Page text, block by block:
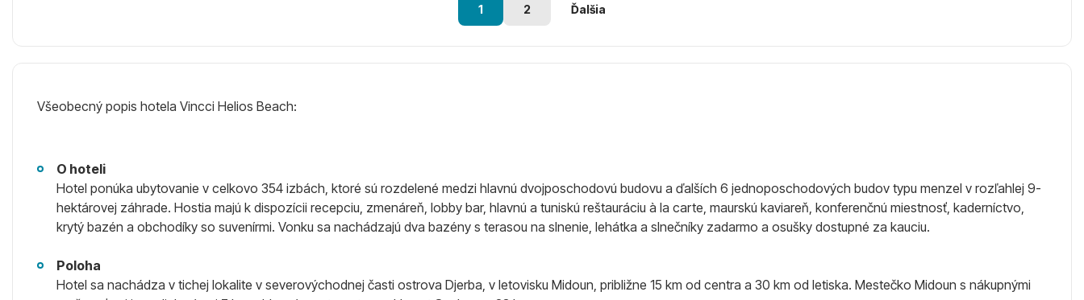
1 2 Ďalšia
Všeobecný popis hotela Vincci Helios Beach:
O hoteli
Hotel ponúka ubytovanie v celkovo 354 izbách, ktoré sú rozdelené medzi hlavnú dvojposchodovú budovu a ďalších 6 jednoposchodových budov typu menzel v rozľahlej 9-
hektárovej záhrade. Hostia majú k dispozícii recepciu, zmenáreň, lobby bar, hlavnú a tuniskú reštauráciu à la carte, maurskú kaviareň, konferenčnú miestnosť, kaderníctvo,
krytý bazén a obchodíky so suvenírmi. Vonku sa nachádzajú dva bazény s terasou na slnenie, lehátka a slnečníky zadarmo a osušky dostupné za kauciu.
Poloha
Hotel sa nachádza v tichej lokalite v severovýchodnej časti ostrova Djerba, v letovisku Midoun, približne 15 km od centra a 30 km od letiska. Mestečko Midoun s nákupnými